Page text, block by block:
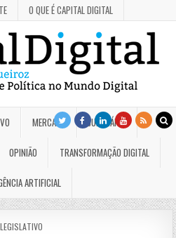
O QUE É CAPITAL DIGITAL
MERCADO JUDICIÁRIO
OPINIÃO TRANSFORMAÇÃO DIGITAL
ARTIFICIAL
POSTED
LEGISLATIVO